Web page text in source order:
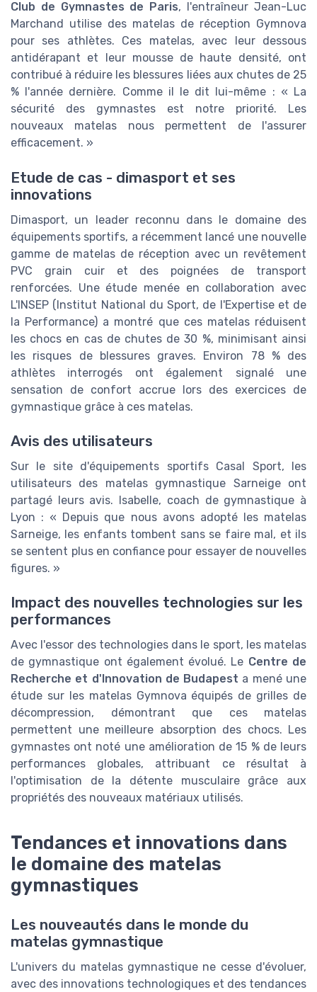
Club de Gymnastes de Paris, l'entraîneur Jean-Luc
Marchand utilise des matelas de réception Gymnova
pour ses athlètes. Ces matelas, avec leur dessous
antidérapant et leur mousse de haute densité, ont
contribué à réduire les blessures liées aux chutes de 25
% l'année dernière. Comme il le dit lui-même : « La
sécurité des gymnastes est notre priorité. Les
nouveaux matelas nous permettent de l'assurer
efficacement. »
Etude de cas - dimasport et ses
innovations
Dimasport, un leader reconnu dans le domaine des
équipements sportifs, a récemment lancé une nouvelle
gamme de matelas de réception avec un revêtement
PVC grain cuir et des poignées de transport
renforcées. Une étude menée en collaboration avec
L'INSEP (Institut National du Sport, de l'Expertise et de
la Performance) a montré que ces matelas réduisent
les chocs en cas de chutes de 30 %, minimisant ainsi
les risques de blessures graves. Environ 78 % des
athlètes interrogés ont également signalé une
sensation de confort accrue lors des exercices de
gymnastique grâce à ces matelas.
Avis des utilisateurs
Sur le site d'équipements sportifs Casal Sport, les
utilisateurs des matelas gymnastique Sarneige ont
partagé leurs avis. Isabelle, coach de gymnastique à
Lyon : « Depuis que nous avons adopté les matelas
Sarneige, les enfants tombent sans se faire mal, et ils
se sentent plus en confiance pour essayer de nouvelles
figures. »
Impact des nouvelles technologies sur les
performances
Avec l'essor des technologies dans le sport, les matelas
de gymnastique ont également évolué. Le Centre de
Recherche et d'Innovation de Budapest a mené une
étude sur les matelas Gymnova équipés de grilles de
décompression, démontrant que ces matelas
permettent une meilleure absorption des chocs. Les
gymnastes ont noté une amélioration de 15 % de leurs
performances globales, attribuant ce résultat à
l'optimisation de la détente musculaire grâce aux
propriétés des nouveaux matériaux utilisés.
Tendances et innovations dans
le domaine des matelas
gymnastiques
Les nouveautés dans le monde du
matelas gymnastique
L'univers du matelas gymnastique ne cesse d'évoluer,
avec des innovations technologiques et des tendances